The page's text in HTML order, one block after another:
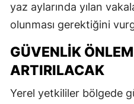
yaz aylarında yılan
olunması gerektiğini
GÜVENLIK
ARTIRILACAK
Yerel yetkililer bölgede